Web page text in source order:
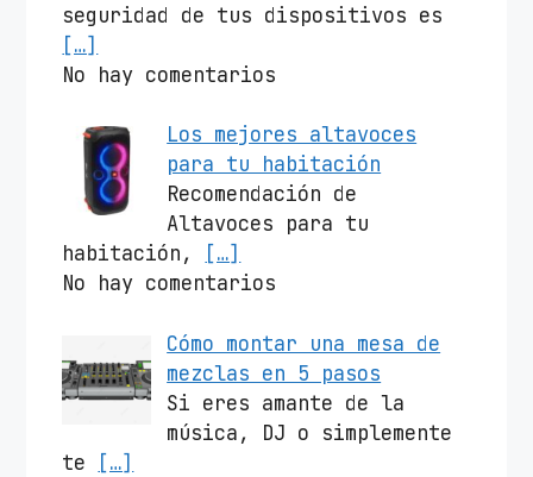
seguridad de tus dispositivos es
[…]
No hay comentarios
Los mejores altavoces
para tu habitación
Recomendación de
Altavoces para tu
habitación,
[…]
No hay comentarios
Cómo montar una mesa de
mezclas en 5 pasos
Si eres amante de la
música, DJ o simplemente
te
[…]